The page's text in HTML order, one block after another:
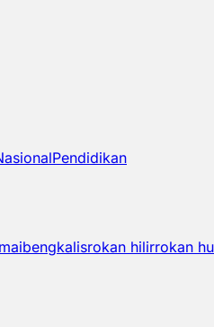
Pendidikan
bengkalisrokan hilirrokan